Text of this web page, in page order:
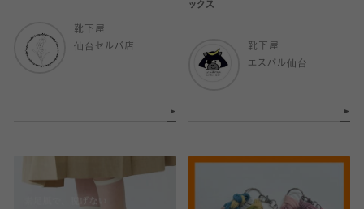
靴下屋
仙台セルバ店
ックス
靴下屋
エスパル仙台